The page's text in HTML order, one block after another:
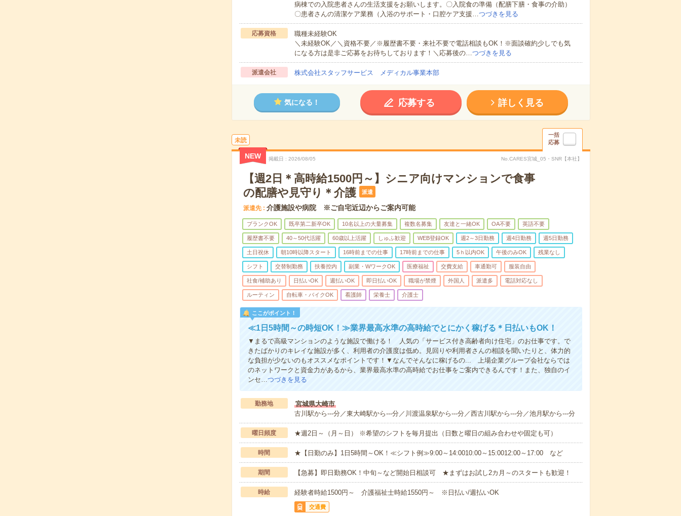
病棟での入院患者さんの生活支援をお願いします。〇入院食の準備（配膳下膳・食事の介助）
〇患者さんの清潔ケア業務（入浴のサポート・口腔ケア支援…つづきを見る
応募資格
職種未経験OK
＼未経験OK／＼資格不要／※履歴書不要・来社不要で電話相談もOK！※面談確約少しでも気
になる方は是非ご応募をお待ちしております！＼応募後の…つづきを見る
派遣会社 株式会社スタッフサービス メディカル事業本部
気になる！ 応募する 詳しく見る
未読
一括
応募
NEW 掲載日 2026/08/05 No.CARES宮城_05・SNR【本社】
【週2日＊高時給1500円～】シニア向けマンションで食事
の配膳や見守り＊介護
派遣
派遣先 介護施設や病院 ※ご自宅近辺からご案内可能
ブランクOK 既卒第二新卒OK 10名以上の大量募集 複数名募集 友達と一緒OK OA不要 英語不要
履歴書不要 40～50代活躍 60歳以上活躍 しゅふ歓迎 WEB登録OK 週2～3日勤務 週4日勤務 週5日勤務
土日祝休 朝10時以降スタート 16時前までの仕事 17時前までの仕事 5ｈ以内OK 午後のみOK 残業なし
シフト 交替制勤務 扶養控内 副業・WワークOK 医療福祉 交費支給 車通勤可 服装自由
社食/補助あり 日払いOK 週払いOK 即日払いOK 職場が禁煙 外国人 派遣多 電話対応なし
ルーティン 自転車・バイクOK 看護師 栄養士 介護士
ここがポイント！
≪1日5時間～の時短OK！≫業界最高水準の高時給でとにかく稼げる＊日払いもOK！
▼まるで高級マンションのような施設で働ける！ 人気の「サービス付き高齢者向け住宅」のお仕事です。で
きたばかりのキレイな施設が多く、利用者の介護度は低め。見回りや利用者さんの相談を聞いたりと、体力的
な負担が少ないのもオススメなポイントです！▼なんでそんなに稼げるの... 上場企業グループ会社ならでは
のネットワークと資金力があるから、業界最高水準の高時給でお仕事をご案内できるんです！また、独自のイ
ンセ…つづきを見る
勤務地
宮城県大崎市
古川駅から---分／東大崎駅から---分／川渡温泉駅から---分／西古川駅から---分／池月駅から---分
曜日頻度 ★週2日～（月～日） ※希望のシフトを毎月提出（日数と曜日の組み合わせや固定も可）
時間 ★【日勤のみ】1日5時間～OK！≪シフト例≫9:00～14:0010:00～15:0012:00～17:00 など
期間 【急募】即日勤務OK！中旬～など開始日相談可 ★まずはお試し2カ月～のスタートも歓迎！
時給 経験者時給1500円～ 介護福祉士時給1550円～ ※日払い/週払いOK
交通費